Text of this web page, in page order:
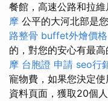
餐館，高速公路和拉
摩 公平的大河北部是
路整骨 buffet外燴價格
的，對您的安心有最高
摩 台胞證 申請 seo行
寵物費，如果您決定
資料頁面，獲取20個